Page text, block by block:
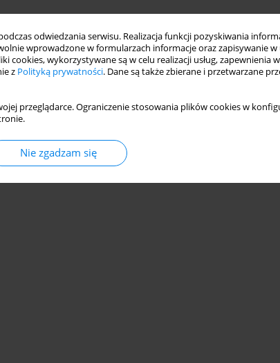
odwiedzania serwisu. Realizacja funkcji pozyskiwania
wprowadzone w formularzach informacje oraz zapisywanie
cookies, wykorzystywane są w celu realizacji usług,
z Polityką prywatności. Dane są także zbierane i przetwarzane
przeglądarce. Ograniczenie stosowania plików cookies w
Nie zgadzam się